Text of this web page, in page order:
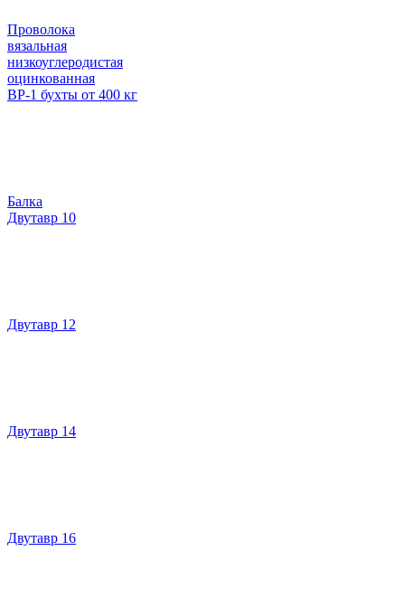
Проволока
вязальная
низкоуглеродистая
оцинкованная
ВР-1 бухты от 400 кг
Балка
Двутавр 10
Двутавр 12
Двутавр 14
Двутавр 16